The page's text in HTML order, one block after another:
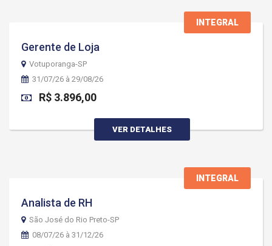
INTEGRAL
Gerente de Loja
Votuporanga-SP
31/07/26 à 29/08/26
R$ 3.896,00
VER DETALHES
INTEGRAL
Analista de RH
São José do Rio Preto-SP
08/07/26 à 31/12/26